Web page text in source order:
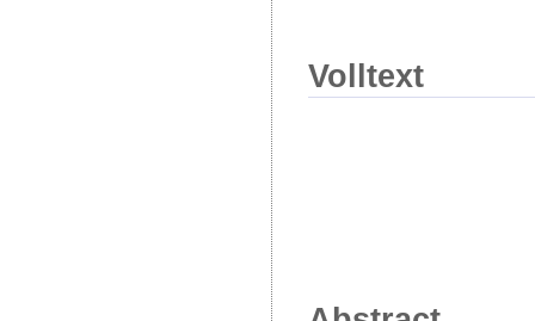
Volltext